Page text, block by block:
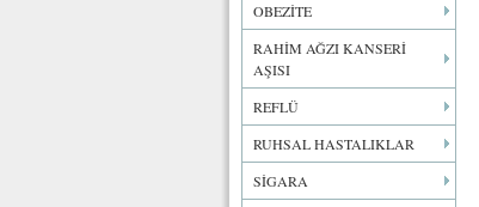
OBEZİTE
RAHİM AĞZI KANSERİ
AŞISI
REFLÜ
RUHSAL HASTALIKLAR
SİGARA